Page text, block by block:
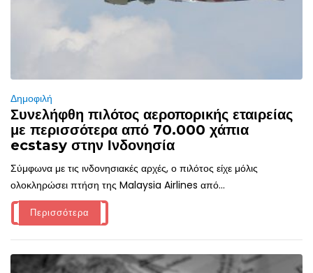
Δημοφιλή
Συνελήφθη πιλότος αεροπορικής εταιρείας
με περισσότερα από 70.000 χάπια
ecstasy στην Ινδονησία
Σύμφωνα με τις ινδονησιακές αρχές, ο πιλότος είχε μόλις
ολοκληρώσει πτήση της Malaysia Airlines από...
Περισσότερα